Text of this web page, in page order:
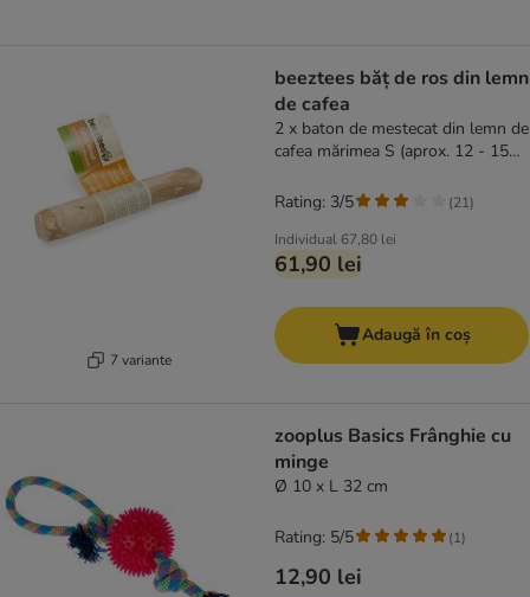
7 variante
beeztees băț de ros din lemn
de cafea
2 x baton de mestecat din lemn de
cafea mărimea S (aprox. 12 - 15
Individual 67,80 lei
61,90 lei
Rating: 3/5 (21)
Adaugă în coș
zooplus Basics Frânghie cu
minge
Ø 10 x L 32 cm
12,90 lei
Rating: 5/5 (1)